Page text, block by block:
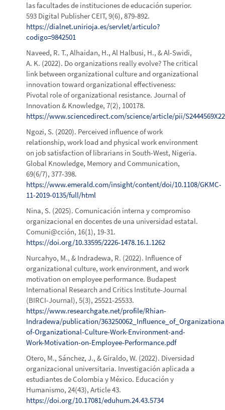
las facultades de instituciones de educación superior.
593 Digital Publisher CEIT, 9(6), 879-892.
https://dialnet.unirioja.es/servlet/articulo?
codigo=9842501
Naveed, R. T., Alhaidan, H., Al Halbusi, H., & Al-Swidi,
A. K. (2022). Do organizations really evolve? The critical
link between organizational culture and organizational
innovation toward organizational effectiveness:
Pivotal role of organizational resistance. Journal of
Innovation & Knowledge, 7(2), 100178.
https://www.sciencedirect.com/science/article/pii/
Ngozi, S. (2020). Perceived influence of work
relationship, work load and physical work environment
on job satisfaction of librarians in South-West, Nigeria.
Global Knowledge, Memory and Communication,
69(6/7), 377-398.
https://www.emerald.com/insight/content/doi/10.1108/GKMC-
11-2019-0135/full/html
Nina, S. (2025). Comunicación interna y compromiso
organizacional en docentes de una universidad estatal.
Comuni@cción, 16(1), 19-31.
https://doi.org/10.33595/2226-1478.16.1.1262
Nurcahyo, M., & Indradewa, R. (2022). Influence of
organizational culture, work environment, and work
motivation on employee performance. Budapest
International Research and Critics Institute-Journal
(BIRCI-Journal), 5(3), 25521-25533.
https://www.researchgate.net/profile/Rhian-
Indradewa/publication/
of-Organizational-Culture-Work-Environment-and-
Work-Motivation-on-Employee-Performance.pdf
Otero, M., Sánchez, J., & Giraldo, W. (2022). Diversidad
organizacional universitaria. Investigación aplicada a
estudiantes de Colombia y México. Educación y
Humanismo, 24(43), Article 43.
https://doi.org/10.17081/eduhum.24.43.5734